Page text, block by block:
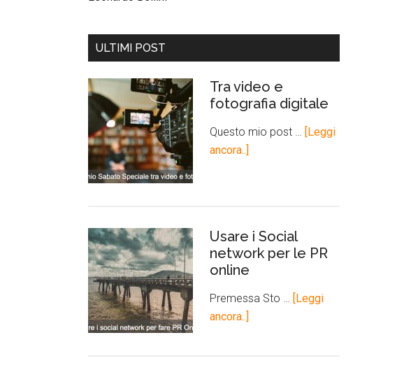
ULTIMI POST
Tra video e
fotografia digitale
Questo mio post …
[Leggi
ancora..]
Usare i Social
network per le PR
online
Premessa Sto …
[Leggi
ancora..]